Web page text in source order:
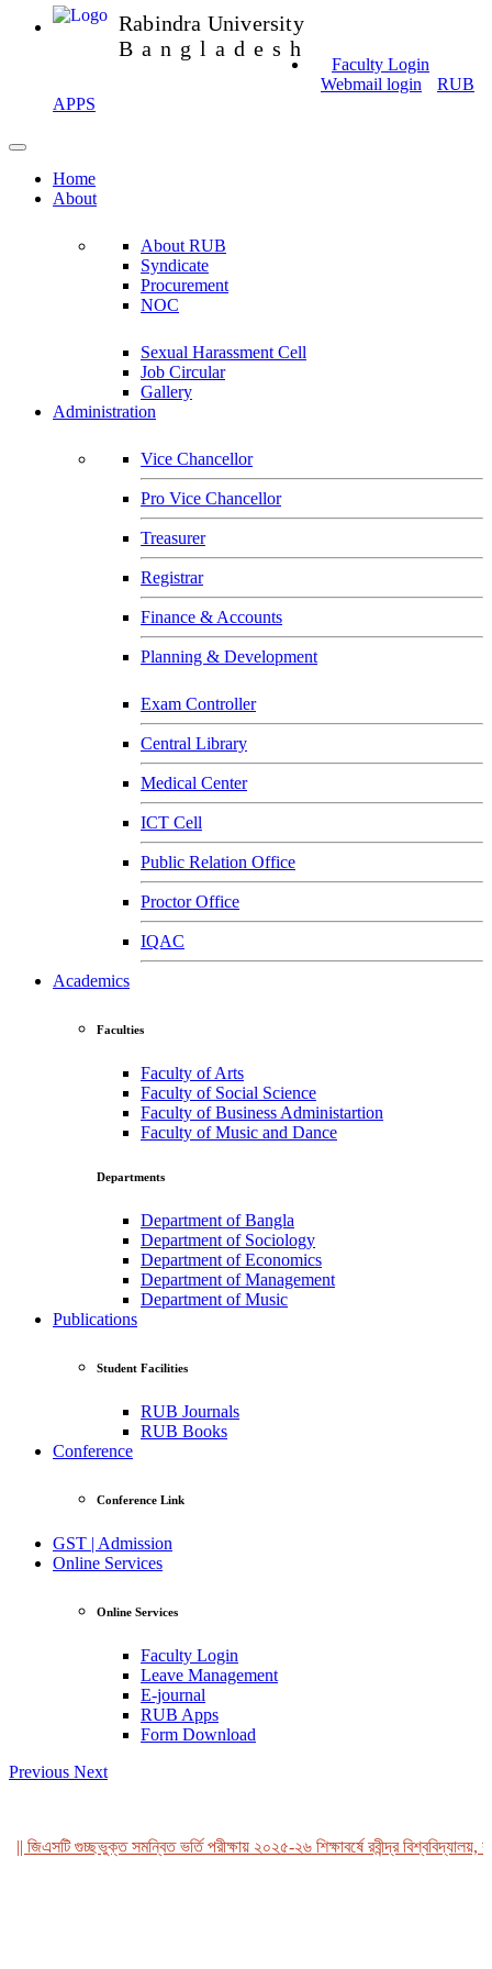
Rabindra University
Bangladesh
Faculty Login
Webmail login
RUB
APPS
Home
About
About RUB
Syndicate
Procurement
NOC
Sexual Harassment Cell
Job Circular
Gallery
Administration
Vice Chancellor
Pro Vice Chancellor
Treasurer
Registrar
Finance & Accounts
Planning & Development
Exam Controller
Central Library
Medical Center
ICT Cell
Public Relation Office
Proctor Office
IQAC
Academics
Faculties
Faculty of Arts
Faculty of Social Science
Faculty of Business Administartion
Faculty of Music and Dance
Departments
Department of Bangla
Department of Sociology
Department of Economics
Department of Management
Department of Music
Publications
Student Facilities
RUB Journals
RUB Books
Conference
Conference Link
GST | Admission
Online Services
Online Services
Faculty Login
Leave Management
E-journal
RUB Apps
Form Download
Previous Next
জিএসটি গুচ্ছভুক্ত সমন্বিত ভর্তি পরীক্ষায় ২০২৫-২৬ শিক্ষাবর্ষে রবীন্দ্র বিশ্ববিদ্যালয়,